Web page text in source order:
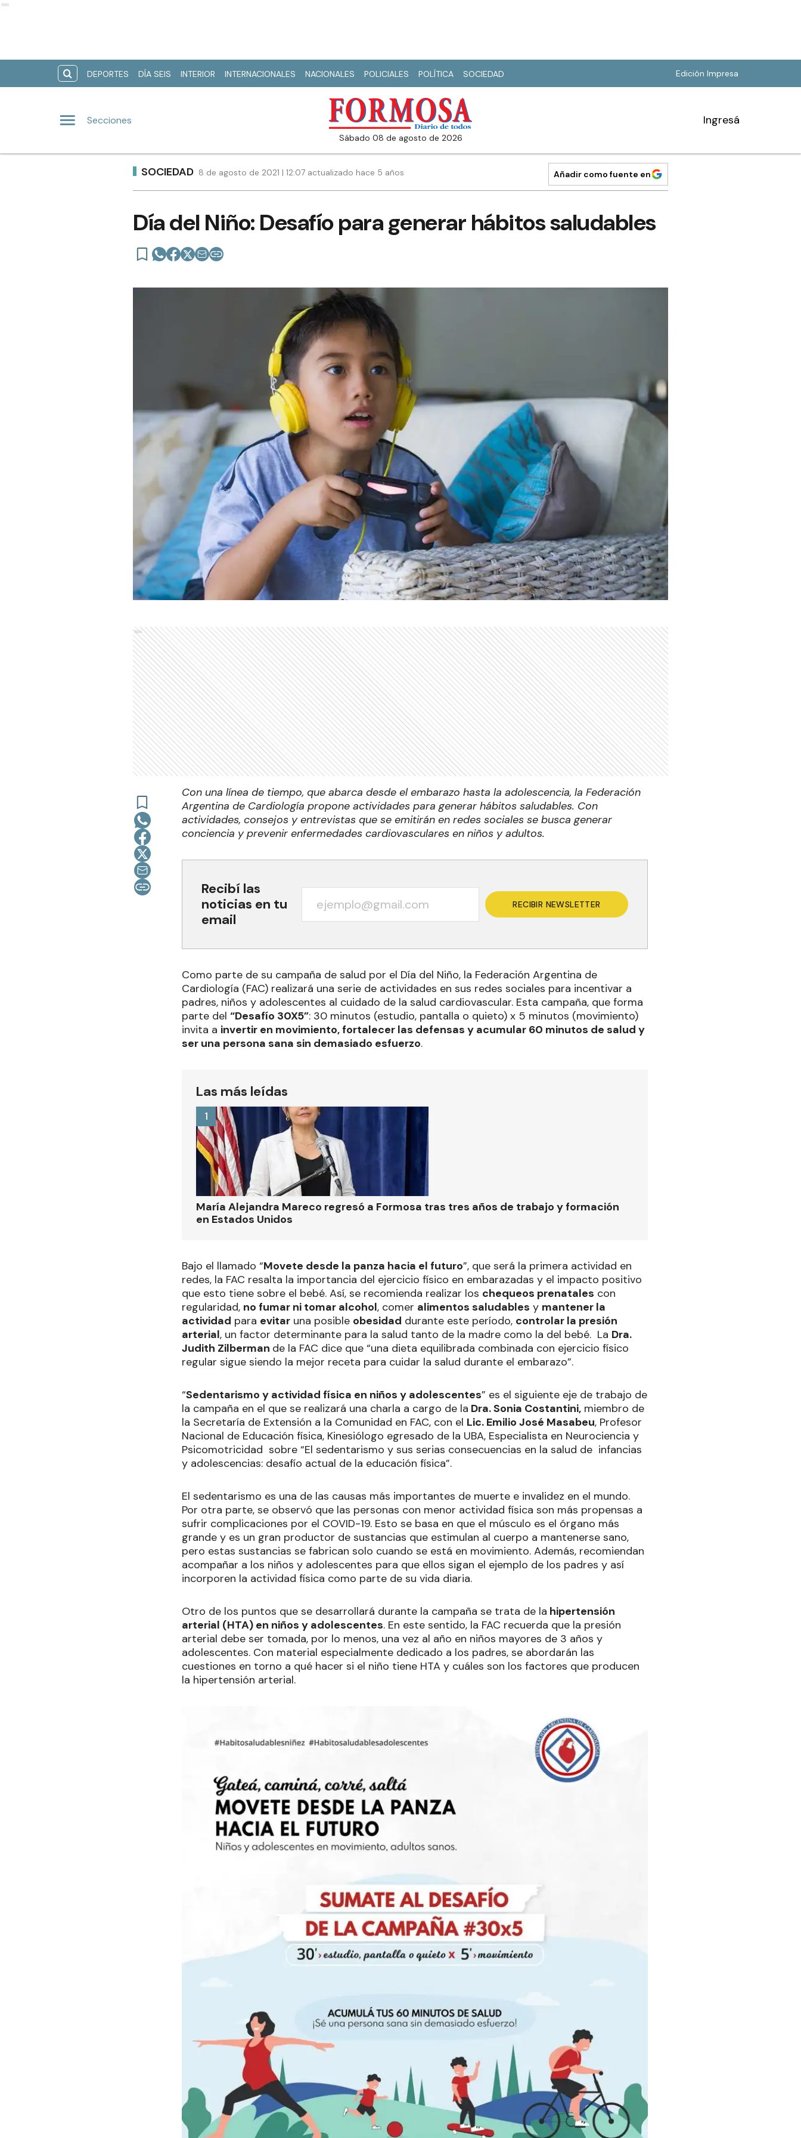
Ads
DEPORTES DÍA SEIS INTERIOR INTERNACIONALES NACIONALES POLICIALES POLÍTICA SOCIEDAD Edición Impresa
Secciones
sábado 08 de agosto de 2026
Ingresá
SOCIEDAD 8 de agosto de 2021 | 12:07 actualizado hace 5 años Añadir como fuente en
Día del Niño: Desafío para generar hábitos saludables
Ads
Con una línea de tiempo, que abarca desde el embarazo hasta la adolescencia, la Federación
Argentina de Cardiología propone actividades para generar hábitos saludables. Con
actividades, consejos y entrevistas que se emitirán en redes sociales se busca generar
conciencia y prevenir enfermedades cardiovasculares en niños y adultos.
Recibí las
noticias en tu
email
RECIBIR NEWSLETTER
Como parte de su campaña de salud por el Día del Niño, la Federación Argentina de
Cardiología (FAC) realizará una serie de actividades en sus redes sociales para incentivar a
padres, niños y adolescentes al cuidado de la salud cardiovascular. Esta campaña, que forma
parte del “Desafío 30X5”: 30 minutos (estudio, pantalla o quieto) x 5 minutos (movimiento)
invita a invertir en movimiento, fortalecer las defensas y acumular 60 minutos de salud y
ser una persona sana sin demasiado esfuerzo.
Las más leídas
María Alejandra Mareco regresó a Formosa tras tres años de trabajo y formación
en Estados Unidos
1
Bajo el llamado “Movete desde la panza hacia el futuro”, que será la primera actividad en
redes, la FAC resalta la importancia del ejercicio físico en embarazadas y el impacto positivo
que esto tiene sobre el bebé. Así, se recomienda realizar los chequeos prenatales con
regularidad, no fumar ni tomar alcohol, comer alimentos saludables y mantener la
actividad para evitar una posible obesidad durante este período, controlar la presión
arterial, un factor determinante para la salud tanto de la madre como la del bebé. La Dra.
Judith Zilberman de la FAC dice que “una dieta equilibrada combinada con ejercicio físico
regular sigue siendo la mejor receta para cuidar la salud durante el embarazo”.
“Sedentarismo y actividad física en niños y adolescentes” es el siguiente eje de trabajo de
la campaña en el que se realizará una charla a cargo de la Dra. Sonia Costantini, miembro de
la Secretaría de Extensión a la Comunidad en FAC, con el Lic. Emilio José Masabeu, Profesor
Nacional de Educación física, Kinesiólogo egresado de la UBA, Especialista en Neurociencia y
Psicomotricidad sobre “El sedentarismo y sus serias consecuencias en la salud de infancias
y adolescencias: desafío actual de la educación física”.
El sedentarismo es una de las causas más importantes de muerte e invalidez en el mundo.
Por otra parte, se observó que las personas con menor actividad física son más propensas a
sufrir complicaciones por el COVID-19. Esto se basa en que el músculo es el órgano más
grande y es un gran productor de sustancias que estimulan al cuerpo a mantenerse sano,
pero estas sustancias se fabrican solo cuando se está en movimiento. Además, recomiendan
acompañar a los niños y adolescentes para que ellos sigan el ejemplo de los padres y así
incorporen la actividad física como parte de su vida diaria.
Otro de los puntos que se desarrollará durante la campaña se trata de la hipertensión
arterial (HTA) en niños y adolescentes. En este sentido, la FAC recuerda que la presión
arterial debe ser tomada, por lo menos, una vez al año en niños mayores de 3 años y
adolescentes. Con material especialmente dedicado a los padres, se abordarán las
cuestiones en torno a qué hacer si el niño tiene HTA y cuáles son los factores que producen
la hipertensión arterial.